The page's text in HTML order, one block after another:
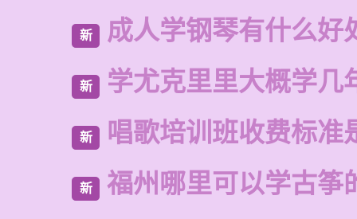
新 成人学钢琴有什么好
新 学尤克里里大概学几
新 唱歌培训班收费标准
新 福州哪里可以学古筝